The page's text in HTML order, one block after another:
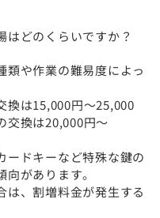
はどのくらいですか？
類や作業の難易度によっ
換は15,000円〜25,000
交換は20,000円〜
ードキーなど特殊な鍵の
があります。
は、割増料金が発生する